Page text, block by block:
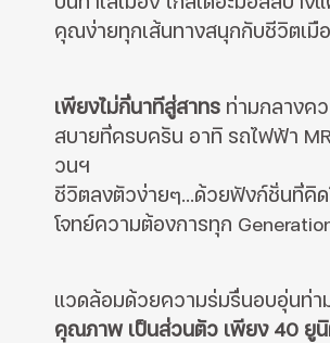
คุณง่ายทุกเส้นทางสนุกกับชีวิตเมื
เพียงไม่กี่นาทีสู่สาทร ท่ามกลางค
สบายที่ครบครัน อาทิ รถไฟฟ้า
วนฯ
ชีวิตลงตัวง่ายๆ...ด้วยฟังก์ชั่นที่คิ
โจทย์ความต้องการทุก
แวดล้อมด้วยความร่มรื่นอบอุ่นท่า
คุณภาพ เป็นส่วนตัว เพียง 40 ยู